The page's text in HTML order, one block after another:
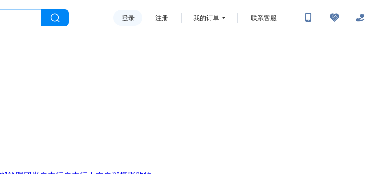
登录 注册 我的订单 联系客服